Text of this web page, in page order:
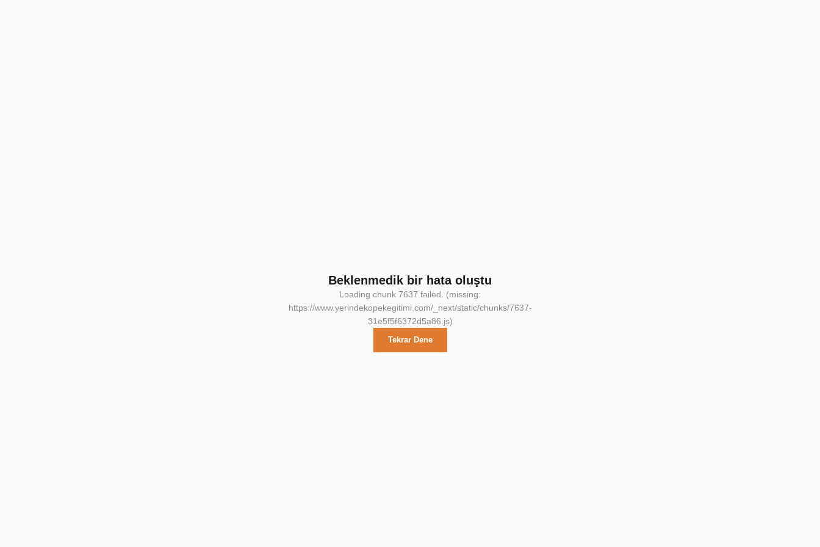
Beklenmedik bir hata oluştu
Loading chunk 7637 failed. (missing:
https://www.yerindekopekegitimi.com/_next/static/chunks/7637-
31e5f5f6372d5a86.js)
Tekrar Dene